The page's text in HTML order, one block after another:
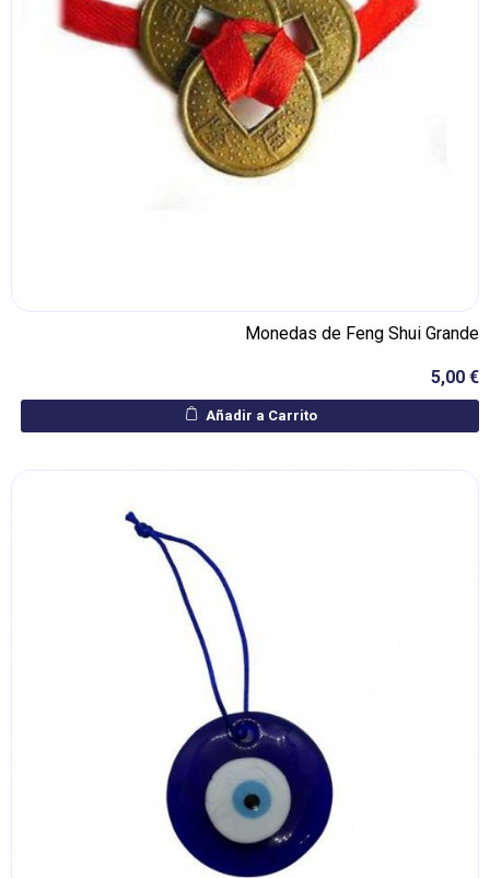
Monedas de Feng Shui Grande
5,00 €
Añadir a Carrito